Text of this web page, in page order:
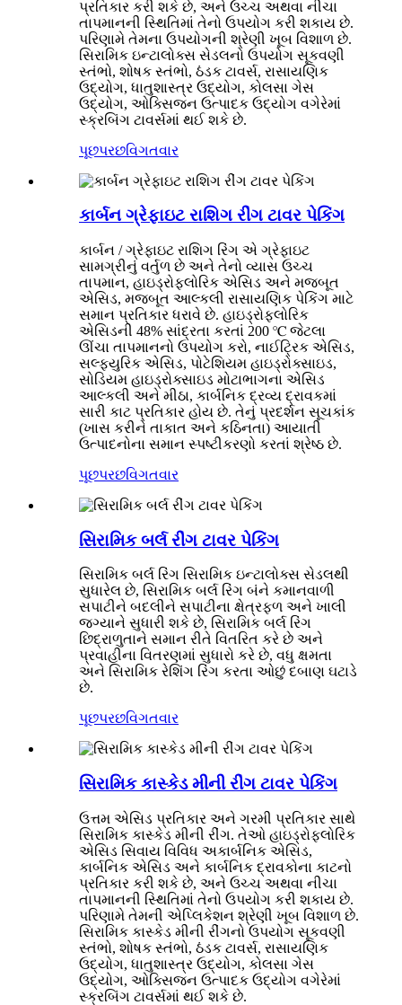
પ્રતિકાર કરી શકે છે, અને ઉચ્ચ અથવા નીચા
તાપમાનની સ્થિતિમાં તેનો ઉપયોગ કરી શકાય છે.
પરિણામે તેમના ઉપયોગની શ્રેણી ખૂબ વિશાળ છે.
સિરામિક ઇન્ટાલોક્સ સેડલનો ઉપયોગ સૂકવણી
સ્તંભો, શોષક સ્તંભો, ઠંડક ટાવર્સ, રાસાયણિક
ઉદ્યોગ, ધાતુશાસ્ત્ર ઉદ્યોગ, કોલસા ગેસ
ઉદ્યોગ, ઓક્સિજન ઉત્પાદક ઉદ્યોગ વગેરેમાં
સ્ક્રબિંગ ટાવર્સમાં થઈ શકે છે.
પૂછપરછવિગતવાર
કાર્બન ગ્રેફાઇટ રાશિગ રીંગ ટાવર પેકિંગ
કાર્બન / ગ્રેફાઇટ રાશિગ રિંગ એ ગ્રેફાઇટ
સામગ્રીનું વર્તુળ છે અને તેનો વ્યાસ ઉચ્ચ
તાપમાન, હાઇડ્રોફ્લોરિક એસિડ અને મજબૂત
એસિડ, મજબૂત આલ્કલી રાસાયણિક પેકિંગ માટે
સમાન પ્રતિકાર ધરાવે છે. હાઇડ્રોફ્લોરિક
એસિડની 48% સાંદ્રતા કરતાં 200 ℃ જેટલા
ઊંચા તાપમાનનો ઉપયોગ કરો, નાઈટ્રિક એસિડ,
સલ્ફ્યુરિક એસિડ, પોટેશિયમ હાઇડ્રોક્સાઇડ,
સોડિયમ હાઇડ્રોક્સાઇડ મોટાભાગના એસિડ
આલ્કલી અને મીઠા, કાર્બનિક દ્રવ્ય દ્રાવકમાં
સારી કાટ પ્રતિકાર હોય છે. તેનું પ્રદર્શન સૂચકાંક
(ખાસ કરીને તાકાત અને કઠિનતા) આયાતી
ઉત્પાદનોના સમાન સ્પષ્ટીકરણો કરતાં શ્રેષ્ઠ છે.
પૂછપરછવિગતવાર
સિરામિક બર્લ રીંગ ટાવર પેકિંગ
સિરામિક બર્લ રિંગ સિરામિક ઇન્ટાલોક્સ સેડલથી
સુધારેલ છે, સિરામિક બર્લ રિંગ બંને કમાનવાળી
સપાટીને બદલીને સપાટીના ક્ષેત્રફળ અને ખાલી
જગ્યાને સુધારી શકે છે, સિરામિક બર્લ રિંગ
છિદ્રાળુતાને સમાન રીતે વિતરિત કરે છે અને
પ્રવાહીના વિતરણમાં સુધારો કરે છે, વધુ ક્ષમતા
અને સિરામિક રેશિંગ રિંગ કરતા ઓછું દબાણ ઘટાડે
છે.
પૂછપરછવિગતવાર
સિરામિક કાસ્કેડ મીની રીંગ ટાવર પેકિંગ
ઉત્તમ એસિડ પ્રતિકાર અને ગરમી પ્રતિકાર સાથે
સિરામિક કાસ્કેડ મીની રીંગ. તેઓ હાઇડ્રોફ્લોરિક
એસિડ સિવાય વિવિધ અકાર્બનિક એસિડ,
કાર્બનિક એસિડ અને કાર્બનિક દ્રાવકોના કાટનો
પ્રતિકાર કરી શકે છે, અને ઉચ્ચ અથવા નીચા
તાપમાનની સ્થિતિમાં તેનો ઉપયોગ કરી શકાય છે.
પરિણામે તેમની એપ્લિકેશન શ્રેણી ખૂબ વિશાળ છે.
સિરામિક કાસ્કેડ મીની રીંગનો ઉપયોગ સૂકવણી
સ્તંભો, શોષક સ્તંભો, ઠંડક ટાવર્સ, રાસાયણિક
ઉદ્યોગ, ધાતુશાસ્ત્ર ઉદ્યોગ, કોલસા ગેસ
ઉદ્યોગ, ઓક્સિજન ઉત્પાદક ઉદ્યોગ વગેરેમાં
સ્ક્રબિંગ ટાવર્સમાં થઈ શકે છે.